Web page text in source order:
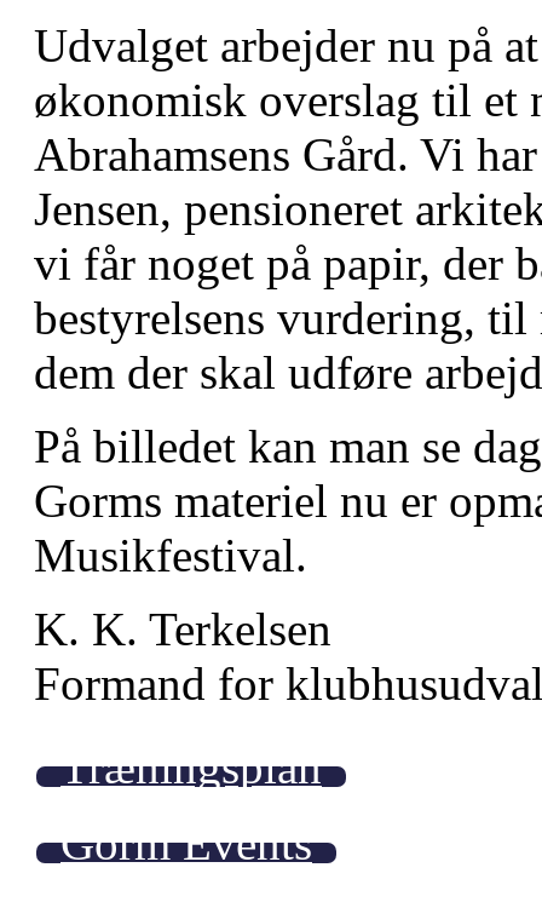
Udvalget arbejder nu på
økonomisk overslag til et
Abrahamsens Gård. Vi
Jensen, pensioneret
vi får noget på papir, der
bestyrelsens vurdering,
dem der skal udføre
På billedet kan man se
Gorms materiel nu er
Musikfestival.
K. K. Terkelsen
Formand for
Træningsplan
Gorm Events